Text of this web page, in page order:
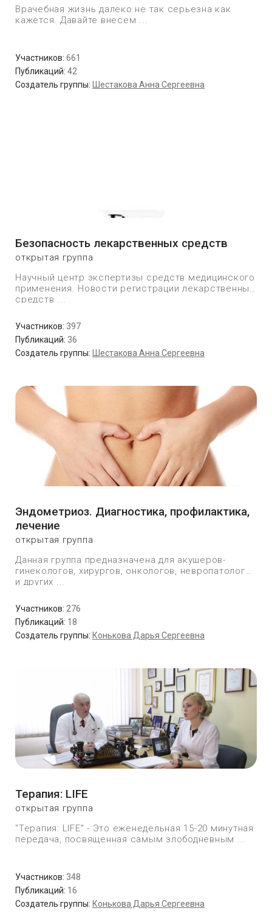
Врачебная жизнь далеко не так серьезна как
кажется. Давайте внесем ...
Участников: 661
Публикаций: 42
Создатель группы:
Шестакова Анна Сергеевна
Безопасность лекарственных средств
открытая группа
Научный центр экспертизы средств медицинского
применения. Новости регистрации лекарственных
средств ...
Участников: 397
Публикаций: 36
Создатель группы:
Шестакова Анна Сергеевна
Эндометриоз. Диагностика, профилактика,
лечение
открытая группа
Данная группа предназначена для акушеров-
гинекологов, хирургов, онкологов, невропатологов
и других ...
Участников: 276
Публикаций: 18
Создатель группы: Конькова Дарья Сергеевна
Терапия: LIFE
открытая группа
"Терапия: LIFE" - Это еженедельная 15-20 минутная
передача, посвященная самым злободневным ...
Участников: 348
Публикаций: 16
Создатель группы: Конькова Дарья Сергеевна